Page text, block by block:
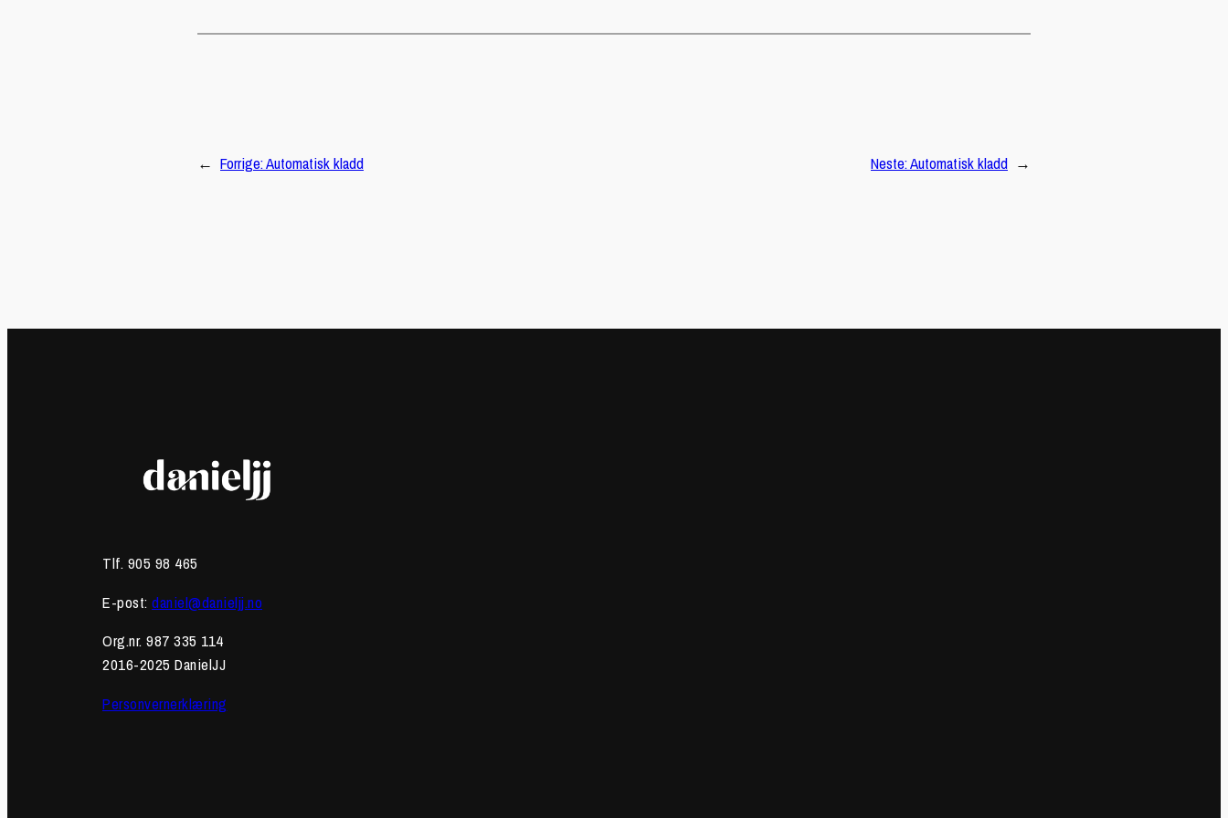
← Forrige:Automatisk kladd Neste:Automatisk kladd →
Tlf. 905 98 465
E-post: daniel@danieljj.no
Org.nr. 987 335 114
2016-2025 DanielJJ
Personvernerklæring